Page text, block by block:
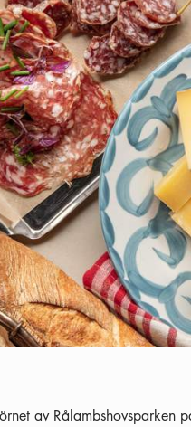
av Rålambshovsparken